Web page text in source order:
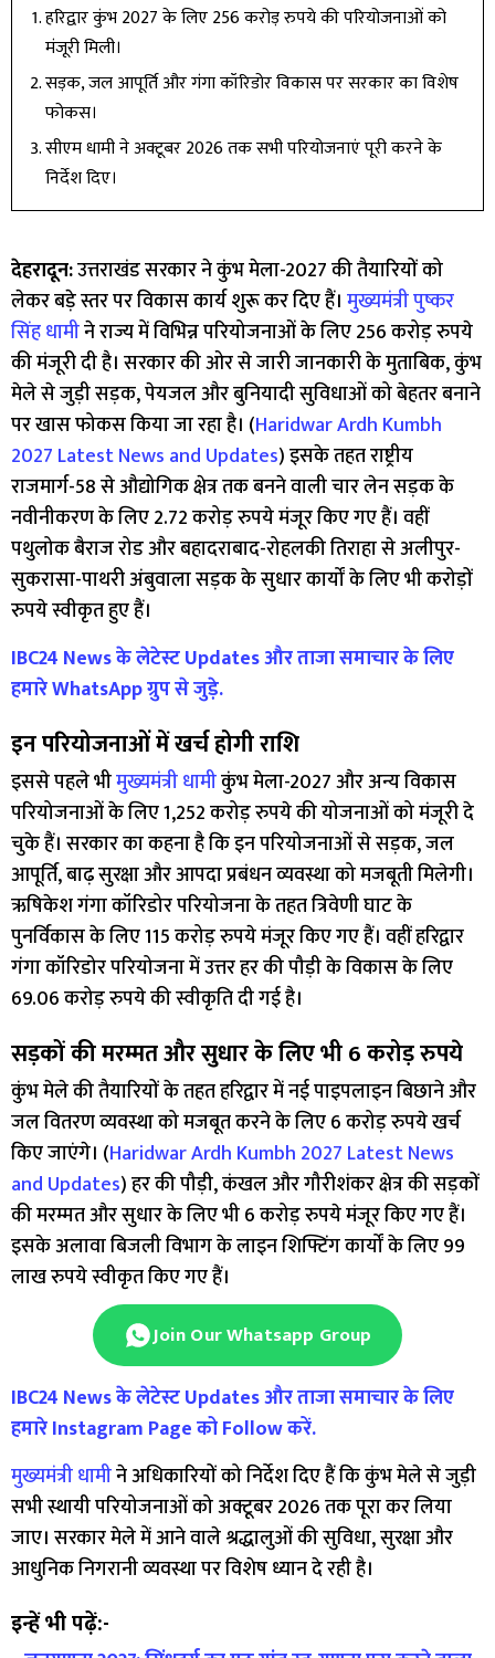
हरिद्वार कुंभ 2027 के लिए 256 करोड़ रुपये की परियोजनाओं को
मंजूरी मिली।
सड़क, जल आपूर्ति और गंगा कॉरिडोर विकास पर सरकार का विशेष
फोकस।
सीएम धामी ने अक्टूबर 2026 तक सभी परियोजनाएं पूरी करने के
निर्देश दिए।
देहरादून:उत्तराखंड सरकार ने कुंभ मेला-2027 की तैयारियों को
लेकर बड़े स्तर पर विकास कार्य शुरू कर दिए हैं। मुख्यमंत्री पुष्कर
सिंह धामीने राज्य में विभिन्न परियोजनाओं के लिए 256 करोड़ रुपये
की मंजूरी दी है। सरकार की ओर से जारी जानकारी के मुताबिक, कुंभ
मेले से जुड़ी सड़क, पेयजल और बुनियादी सुविधाओं को बेहतर बनाने
पर खास फोकस किया जा रहा है। (Haridwar Ardh Kumbh
2027 Latest News and Updates) इसके तहत राष्ट्रीय
राजमार्ग-58 से औद्योगिक क्षेत्र तक बनने वाली चार लेन सड़क के
नवीनीकरण के लिए 2.72 करोड़ रुपये मंजूर किए गए हैं। वहीं
पथुलोक बैराज रोड और बहादराबाद-रोहलकी तिराहा से अलीपुर-
सुकरासा-पाथरी अंबुवाला सड़क के सुधार कार्यों के लिए भी करोड़ों
रुपये स्वीकृत हुए हैं।
IBC24 News के लेटेस्ट Updates और ताजा समाचार के लिए
हमारे WhatsApp ग्रुप से जुड़े.
इन परियोजनाओं में खर्च होगी राशि
इससे पहले भीमुख्यमंत्री धामीकुंभ मेला-2027 और अन्य विकास
परियोजनाओं के लिए 1,252 करोड़ रुपये की योजनाओं को मंजूरी दे
चुके हैं। सरकार का कहना है कि इन परियोजनाओं से सड़क, जल
आपूर्ति, बाढ़ सुरक्षा और आपदा प्रबंधन व्यवस्था को मजबूती मिलेगी।
ऋषिकेश गंगा कॉरिडोर परियोजना के तहत त्रिवेणी घाट के
पुनर्विकास के लिए 115 करोड़ रुपये मंजूर किए गए हैं। वहीं हरिद्वार
गंगा कॉरिडोर परियोजना में उत्तर हर की पौड़ी के विकास के लिए
69.06 करोड़ रुपये की स्वीकृति दी गई है।
सड़कों की मरम्मत और सुधार के लिए भी 6 करोड़ रुपये
कुंभ मेले की तैयारियों के तहत हरिद्वार में नई पाइपलाइन बिछाने और
जल वितरण व्यवस्था को मजबूत करने के लिए 6 करोड़ रुपये खर्च
किए जाएंगे। (Haridwar Ardh Kumbh 2027 Latest News
and Updates) हर की पौड़ी, कंखल और गौरीशंकर क्षेत्र की सड़कों
की मरम्मत और सुधार के लिए भी 6 करोड़ रुपये मंजूर किए गए हैं।
इसके अलावा बिजली विभाग के लाइन शिफ्टिंग कार्यों के लिए 99
लाख रुपये स्वीकृत किए गए हैं।
Join Our Whatsapp Group
IBC24 News के लेटेस्ट Updates और ताजा समाचार के लिए
हमारे Instagram Page को Follow करें.
मुख्यमंत्री धामीने अधिकारियों को निर्देश दिए हैं कि कुंभ मेले से जुड़ी
सभी स्थायी परियोजनाओं को अक्टूबर 2026 तक पूरा कर लिया
जाए। सरकार मेले में आने वाले श्रद्धालुओं की सुविधा, सुरक्षा और
आधुनिक निगरानी व्यवस्था पर विशेष ध्यान दे रही है।
इन्हें भी पढ़ें:-